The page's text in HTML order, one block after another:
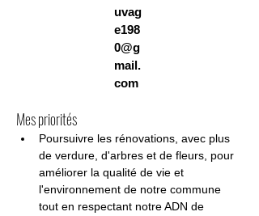
uvag
e198
0@g
mail.
com
Mes priorités
Poursuivre les rénovations, avec plus
de verdure, d'arbres et de fleurs, pour
améliorer la qualité de vie et
l'environnement de notre commune
tout en respectant notre ADN de